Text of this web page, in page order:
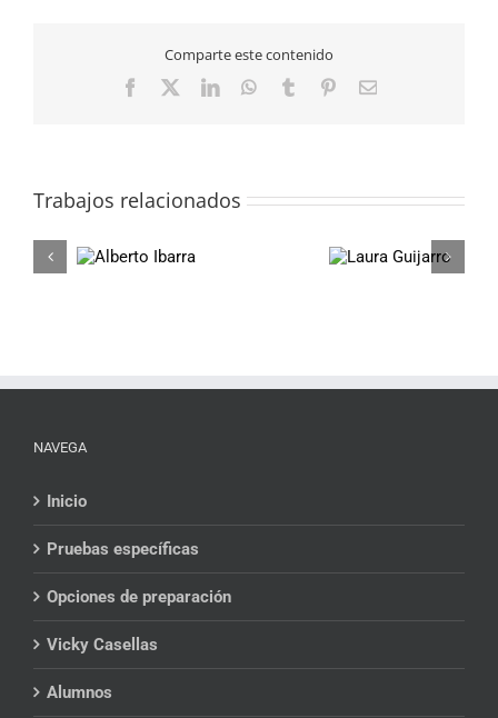
Comparte este contenido
Facebook LinkedInWhatsApp
TumblrPinterestCorreo
Trabajos relacionados
NAVEGA
Inicio
Pruebas específicas
Opciones de preparación
Vicky Casellas
Alumnos